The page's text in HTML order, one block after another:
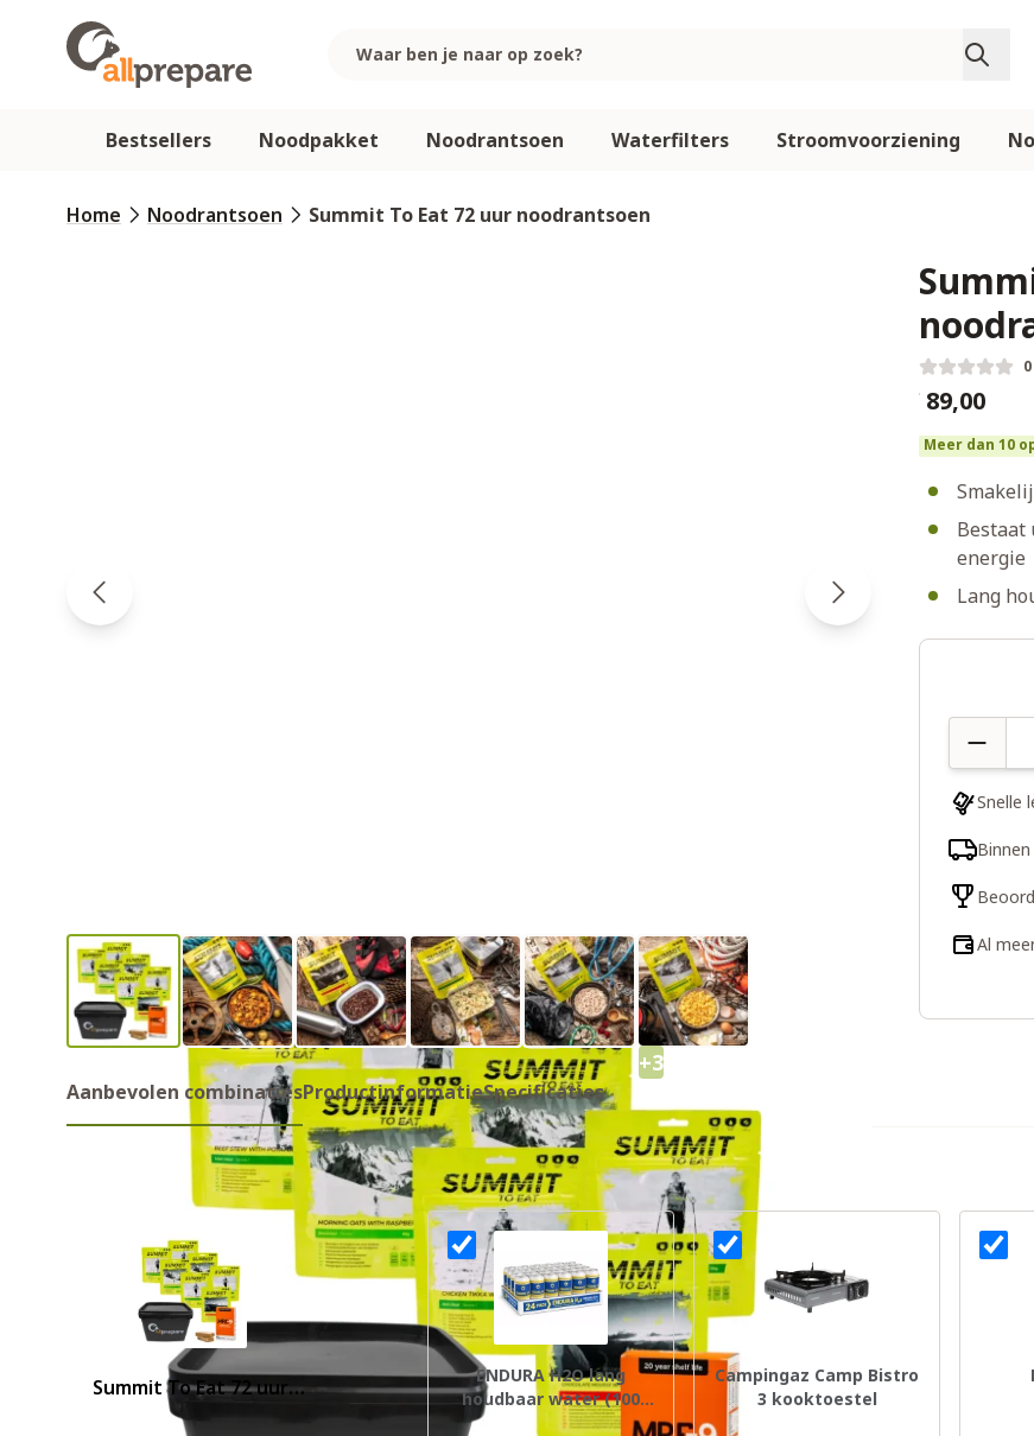
Bestsellers Noodpakket Noodrantsoen Waterfilters Stroomvoorziening
Home Noodrantsoen Summit To Eat 72 uur noodrantsoen
+3
€ 89,00
Meer dan 10
Bestaat
energie
Lang
Snelle
Al
Aanbevolen combinatiesProductinformatieSpecificaties
Aanbevolen combinaties
Summit To Eat 72 uur
noodrantsoen
ENDURA H2O lang
houdbaar water (100
jaar)
Campingaz Camp Bistro
3 kooktoestel